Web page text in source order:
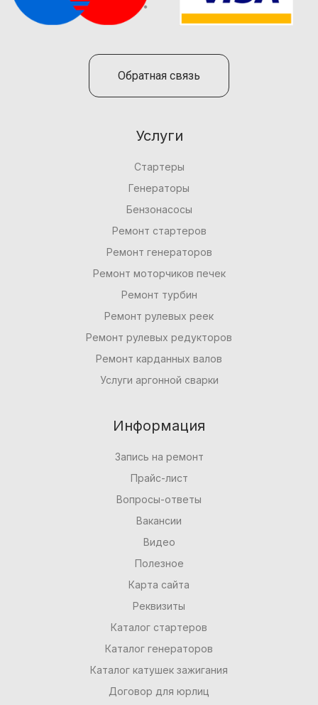
Обратная связь
Услуги
Стартеры
Генераторы
Бензонасосы
Ремонт стартеров
Ремонт генераторов
Ремонт моторчиков печек
Ремонт турбин
Ремонт рулевых реек
Ремонт рулевых редукторов
Ремонт карданных валов
Услуги аргонной сварки
Информация
Запись на ремонт
Прайс-лист
Вопросы-ответы
Вакансии
Видео
Полезное
Карта сайта
Реквизиты
Каталог стартеров
Каталог генераторов
Каталог катушек зажигания
Договор для юрлиц